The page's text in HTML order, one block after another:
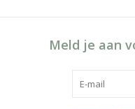
Meld je aan